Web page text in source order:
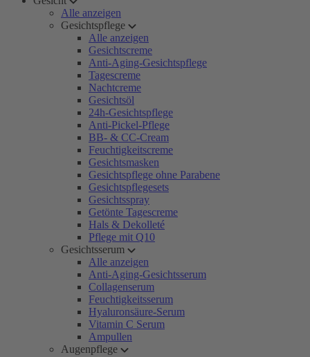
Alle anzeigen
Gesichtspflege
Alle anzeigen
Gesichtscreme
Anti-Aging-Gesichtspflege
Tagescreme
Nachtcreme
Gesichtsöl
24h-Gesichtspflege
Anti-Pickel-Pflege
BB- & CC-Cream
Feuchtigkeitscreme
Gesichtsmasken
Gesichtspflege ohne Parabene
Gesichtspflegesets
Gesichtsspray
Getönte Tagescreme
Hals & Dekolleté
Pflege mit Q10
Gesichtsserum
Alle anzeigen
Anti-Aging-Gesichtsserum
Collagenserum
Feuchtigkeitsserum
Hyaluronsäure-Serum
Vitamin C Serum
Ampullen
Augenpflege